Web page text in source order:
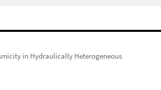
in Hydraulically Heterogeneous